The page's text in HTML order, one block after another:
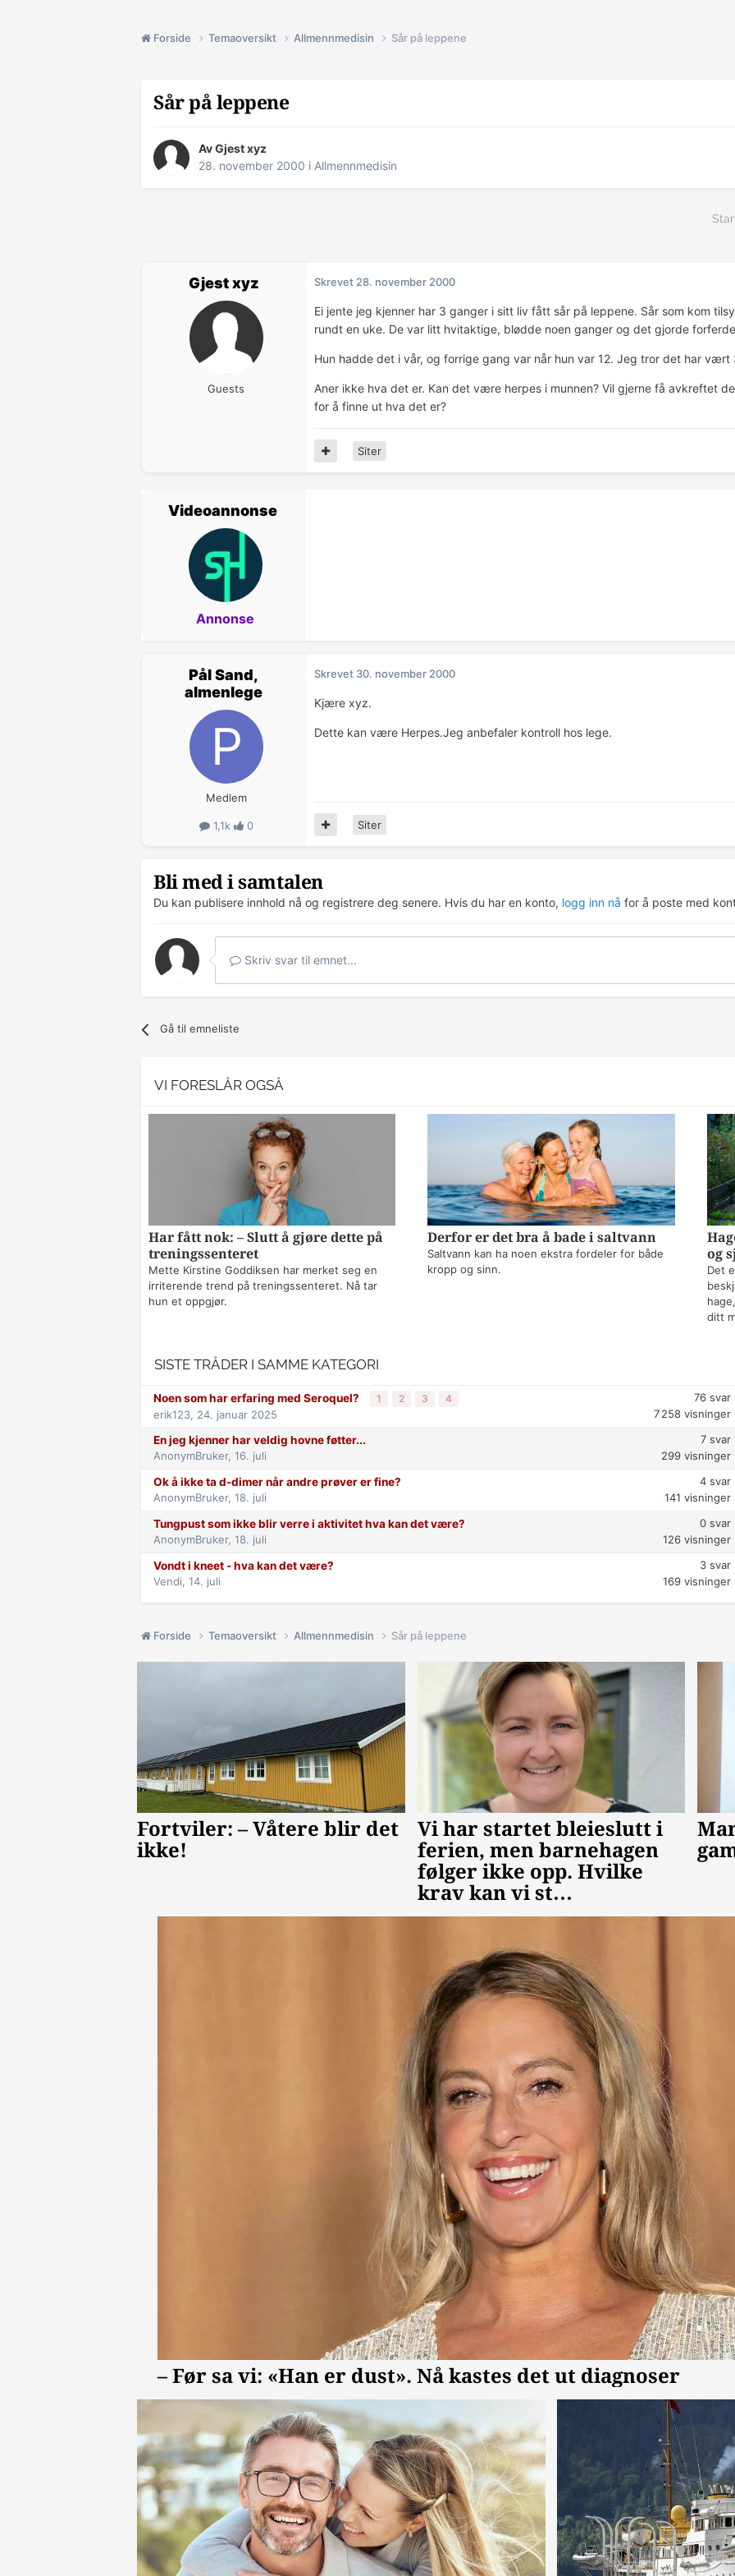
Forside Temaoversikt Allmennmedisin Sår på leppene
Sår på leppene
Av Gjest xyz
28. november 2000 i Allmennmedisin
Gjest xyz
Guests
Skrevet 28. november 2000
Ei jente jeg kjenner har 3 ganger i sitt liv fått sår på leppene. Sår som kom
rundt en uke. De var litt hvitaktige, blødde noen ganger og det gjorde
Hun hadde det i vår, og forrige gang var når hun var 12. Jeg tror det har vært
Aner ikke hva det er. Kan det være herpes i munnen? Vil gjerne få avkreftet
for å finne ut hva det er?
Siter
Videoannonse
Annonse
Pål Sand,
almenlege
Medlem
1,1k 0
Skrevet 30. november 2000
Kjære xyz.
Dette kan være Herpes.Jeg anbefaler kontroll hos lege.
Siter
Bli med i samtalen
Du kan publisere innhold nå og registrere deg senere. Hvis du har en konto, logg inn nå for å poste med
Skriv svar til emnet...
Gå til emneliste
VI FORESLÅR OGSÅ
Har fått nok: – Slutt å gjøre dette på
treningssenteret
Mette Kirstine Goddiksen har merket seg en
irriterende trend på treningssenteret. Nå tar
hun et oppgjør.
Derfor er det bra å bade i saltvann
Saltvann kan ha noen ekstra fordeler for både
kropp og sinn.
og
Det
ditt
SISTE TRÅDER I SAMME KATEGORI
Noen som har erfaring med Seroquel? 1 2 3 4
erik123, 24. januar 2025
76 svar
7 258 visninger
En jeg kjenner har veldig hovne føtter...
AnonymBruker, 16. juli
7 svar
299 visninger
Ok å ikke ta d-dimer når andre prøver er fine?
AnonymBruker, 18. juli
4 svar
141 visninger
Tungpust som ikke blir verre i aktivitet hva kan det være?
AnonymBruker, 18. juli
0 svar
126 visninger
Vondt i kneet - hva kan det være?
Vendi, 14. juli
3 svar
169 visninger
Forside Temaoversikt Allmennmedisin Sår på leppene